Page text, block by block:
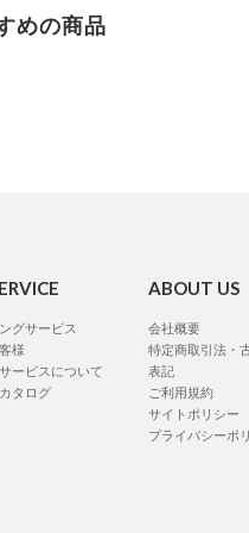
めの商品
グサービス
様
ービスについて
タログ
ABOUT US
会社概要
特定商取引法・
表記
ご利用規約
サイトポリシー
プライバシーポ